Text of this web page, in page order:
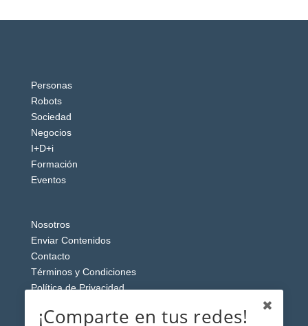
Personas
Robots
Sociedad
Negocios
I+D+i
Formación
Eventos
Nosotros
Enviar Contenidos
Contacto
Términos y Condiciones
Política de Privacidad
¡Comparte en tus redes!